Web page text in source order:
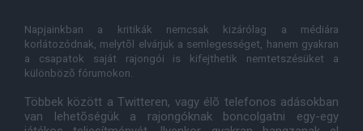
Napjainkban a kritikák nemcsak kizárólag a médiára
korlátozódnak, melytõl elvárjuk a semlegességet, hanem gyakran
a csapatok saját rajongói is kifejthetik nemtetszésüket a
különbözõ fórumokon.
Többek között a Twitteren, vagy élõ telefonos adásokban
van lehetõségük a rajongóknak boncolgatni egy-egy